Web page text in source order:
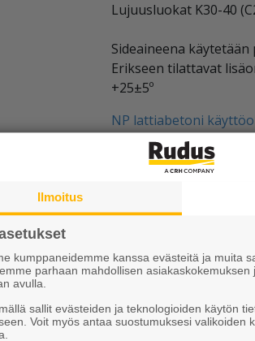
Lujuusluokat K30-40
Sideaineena
Erikseen tilattavat
+25±5º
NP lattiabetoni
Ura
Ilmoitus
kumppaneidemme kanssa evästeitä ja muita
parhaan mahdollisen asiakaskokemuksen
avulla.
sallit evästeiden ja teknologioiden käytön
Voit myös antaa suostumuksesi valikoiden